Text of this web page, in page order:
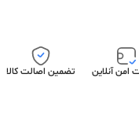
امن آنلاین تضمین اصالت کالا